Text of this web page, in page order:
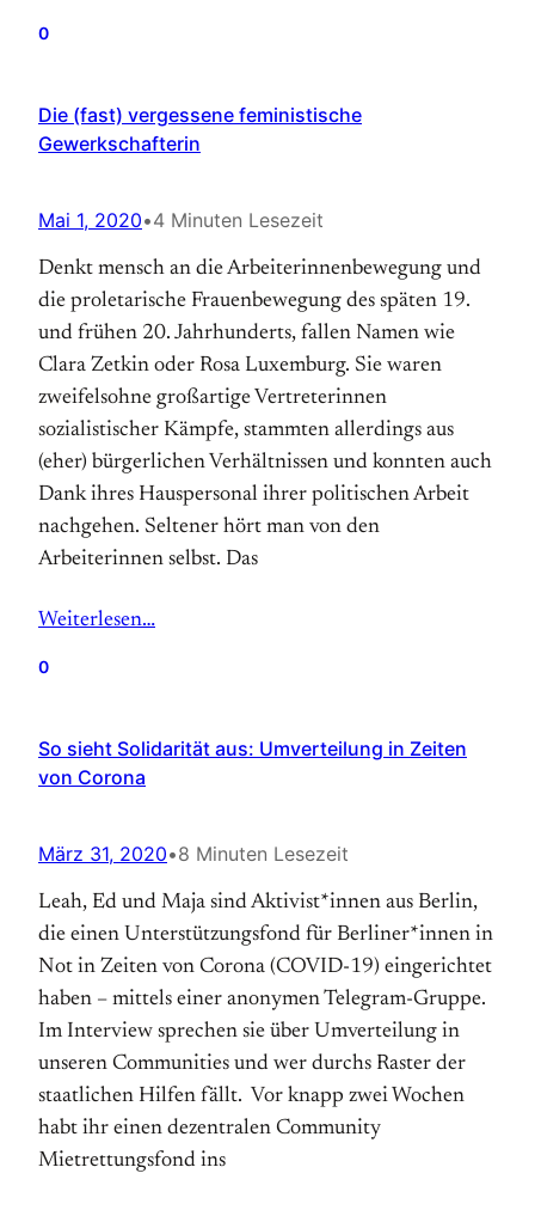
0
Die (fast) vergessene feministische
Gewerkschafterin
Mai 1, 2020•4 Minuten Lesezeit
Denkt mensch an die Arbeiterinnenbewegung und
die proletarische Frauenbewegung des späten 19.
und frühen 20. Jahrhunderts, fallen Namen wie
Clara Zetkin oder Rosa Luxemburg. Sie waren
zweifelsohne großartige Vertreterinnen
sozialistischer Kämpfe, stammten allerdings aus
(eher) bürgerlichen Verhältnissen und konnten auch
Dank ihres Hauspersonal ihrer politischen Arbeit
nachgehen. Seltener hört man von den
Arbeiterinnen selbst. Das
Weiterlesen…
0
So sieht Solidarität aus: Umverteilung in Zeiten
von Corona
März 31, 2020•8 Minuten Lesezeit
Leah, Ed und Maja sind Aktivist*innen aus Berlin,
die einen Unterstützungsfond für Berliner*innen in
Not in Zeiten von Corona (COVID-19) eingerichtet
haben – mittels einer anonymen Telegram-Gruppe.
Im Interview sprechen sie über Umverteilung in
unseren Communities und wer durchs Raster der
staatlichen Hilfen fällt. Vor knapp zwei Wochen
habt ihr einen dezentralen Community
Mietrettungsfond ins